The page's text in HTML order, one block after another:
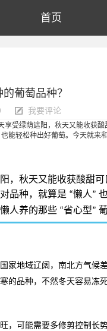
首页
葡萄品种？
我要评论
受绿荫遮阳，秋天又能收获
能轻松种出好葡萄。今天就来
，秋天又能收获酸甜
品种，就算是 “懒人”
人养的那些 “省心型”
家地域辽阔，南北方气候
的品种，不然冬天容易冻死
，可能需要多修剪控制长